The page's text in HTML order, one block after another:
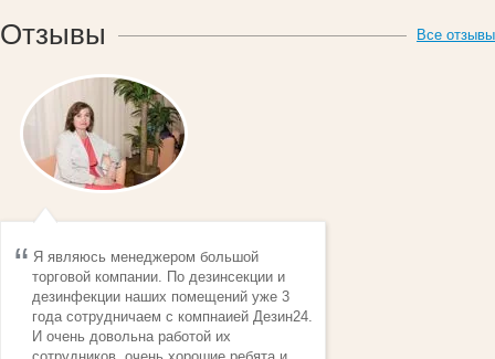
Отзывы Все отзывы
Я являюсь менеджером большой
торговой компании. По дезинсекции и
дезинфекции наших помещений уже 3
года сотрудничаем с компнаией Дезин24.
И очень довольна работой их
сотрудников, очень хорошие ребята и